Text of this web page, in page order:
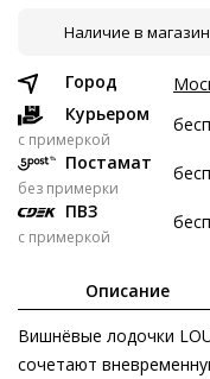
6 авг
20 авг
Без переплат
Долями
Разделите
Заплатите сейчас
Наличие в
Город
Курьером
c примеркой
Постамат
без примерки
ПВЗ
с примеркой
Описание
Вишнёвые лодочки
сочетают